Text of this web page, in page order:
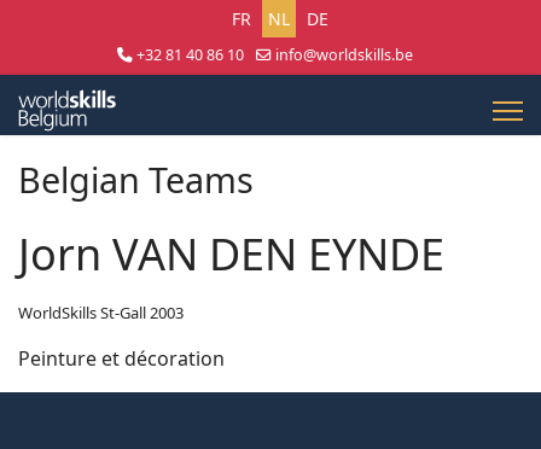
Selecteer uw taal
FR NL DE
+32 81 40 86 10
info@worldskills.be
Belgian Teams
Jorn VAN DEN EYNDE
WorldSkills St-Gall 2003
Peinture et décoration